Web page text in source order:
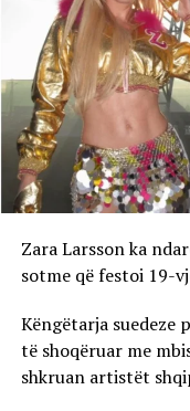
Zara Larsson ka
sotme që festoi 19-
Këngëtarja
të shoqëruar me
shkruan artistët